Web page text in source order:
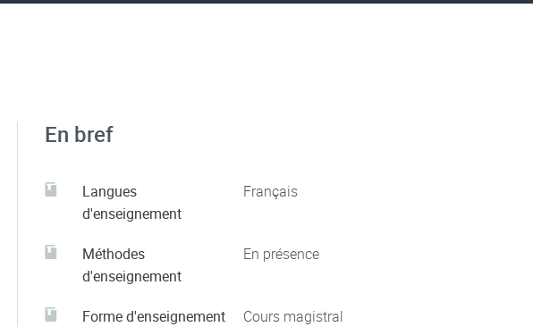
En bref
Langues
d'enseignement
Français
Méthodes
d'enseignement
En présence
Forme d'enseignement Cours magistral